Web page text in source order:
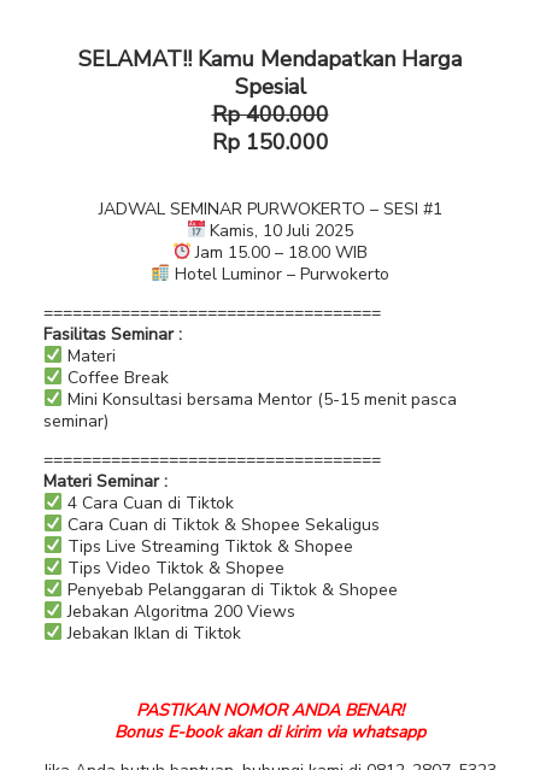
SELAMAT!! Kamu Mendapatkan Harga
Spesial
Rp 400.000
Rp 150.000
JADWAL SEMINAR PURWOKERTO – SESI #1
Kamis, 10 Juli 2025
Jam 15.00 – 18.00 WIB
Hotel Luminor – Purwokerto
===================================
Fasilitas Seminar :
Materi
Coffee Break
Mini Konsultasi bersama Mentor (5-15 menit pasca
seminar)
===================================
Materi Seminar :
4 Cara Cuan di Tiktok
Cara Cuan di Tiktok & Shopee Sekaligus
Tips Live Streaming Tiktok & Shopee
Tips Video Tiktok & Shopee
Penyebab Pelanggaran di Tiktok & Shopee
Jebakan Algoritma 200 Views
Jebakan Iklan di Tiktok
PASTIKAN NOMOR ANDA BENAR!
Bonus E-book akan di kirim via whatsapp